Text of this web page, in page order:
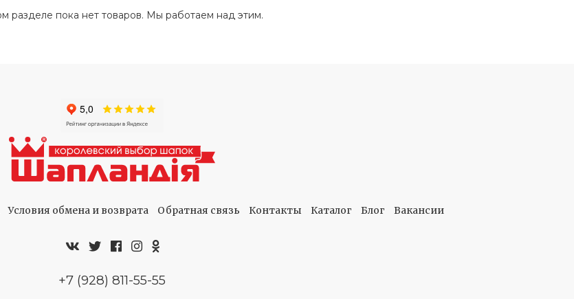
разделе пока нет товаров. Мы работаем над этим.
Условия обмена и возврата Обратная связь Контакты Каталог Блог Вакансии
+7 (928) 811-55-55